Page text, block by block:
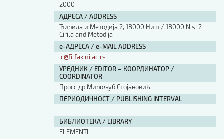
2000
АДРЕСА / ADDRESS
Ћирила и Методија 2, 18000 Ниш / 18000 Nis, 2
Cirila and Metodija
е-АДРЕСА / e-MAIL ADDRESS
ic@filfak.ni.ac.rs
УРЕДНИК / EDITOR – КООРДИНАТОР /
COORDINATOR
Проф. др Мирољуб Стојановић
ПЕРИОДИЧНОСТ / PUBLISHING INTERVAL
-
БИБЛИОТЕКА / LIBRARY
ЕLEMENTI